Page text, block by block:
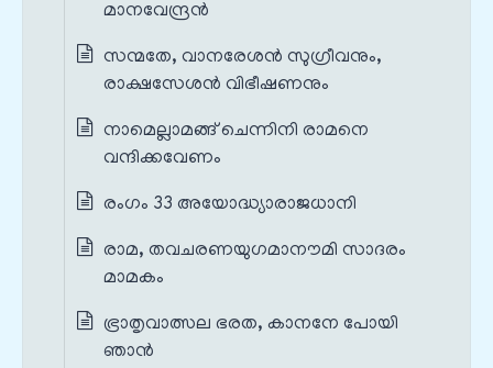
മാനവേന്ദ്രൻ
സന്മതേ, വാനരേശൻ സുഗ്രീവനും,
രാക്ഷസേശൻ വിഭീഷണനും
നാമെല്ലാമങ്ങ് ചെന്നിനി രാമനെ
വന്ദിക്കവേണം
രംഗം 33 അയോദ്ധ്യാരാജധാനി
രാമ, തവചരണയുഗമാനൗമി സാദരം
മാമകം
ഭ്രാതൃവാത്സല ഭരത, കാനനേ പോയി
ഞാൻ